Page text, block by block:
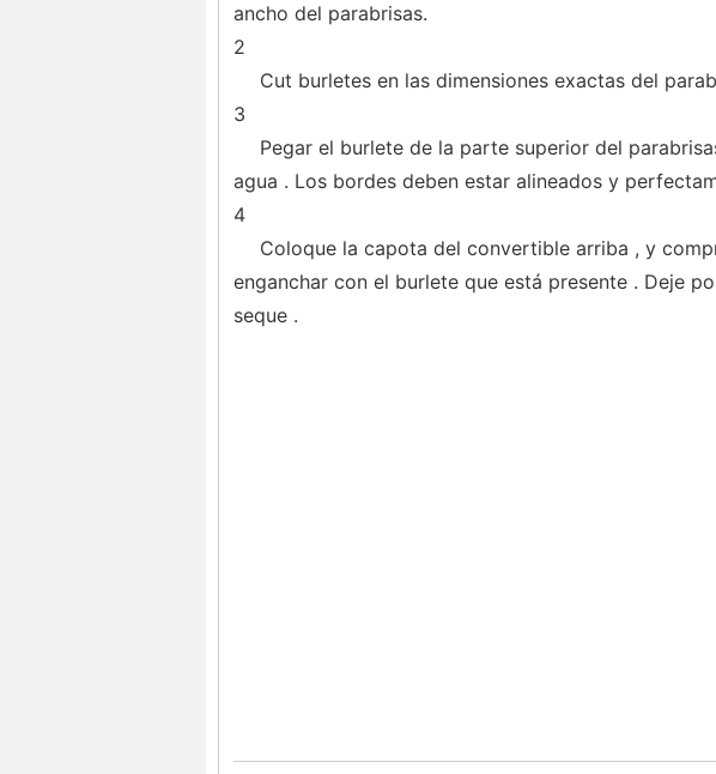
ancho del parabrisas.
2
Cut burletes en las dimensiones exactas del
3
Pegar el burlete de la parte superior del
agua . Los bordes deben estar alineados y
4
Coloque la capota del convertible arriba , y
enganchar con el burlete que está presente . Deje
seque .